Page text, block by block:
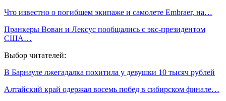
Что известно о погибшем экипаже и самолете Embraer, на…
Пранкеры Вован и Лексус пообщались с экс-президентом
США…
Выбор читателей:
В Барнауле лжегадалка похитила у девушки 10 тысяч рублей
Алтайский край одержал восемь побед в сибирском финале…